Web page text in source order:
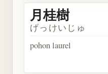
月桂樹
げっけいじゅ
pohon laurel